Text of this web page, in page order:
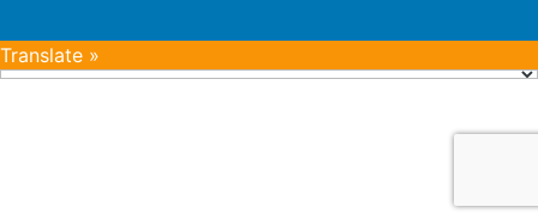
Translate »